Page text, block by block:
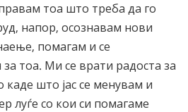
тоа што треба да го
напор, осознавам нови
помагам и се
тоа. Ми се врати радоста за
што јас се менувам и
луѓе со кои си помагаме